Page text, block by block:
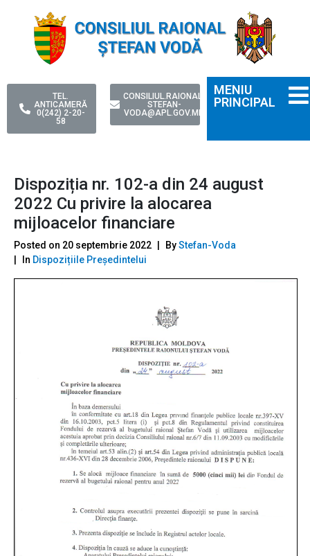
TEL.
ANTICAMERĂ
0(242) 2-20-
58
CONSILIUL.RAIONAL-
STEFAN-
VODA@APL.GOV.MD
MENIU
PRINCIPAL
Dispoziția nr. 102-a din 24 august
2022 Cu privire la alocarea
mijloacelor financiare
Posted on 20 septembrie 2022 ByStefan-Voda
In Dispozițiile Președintelui